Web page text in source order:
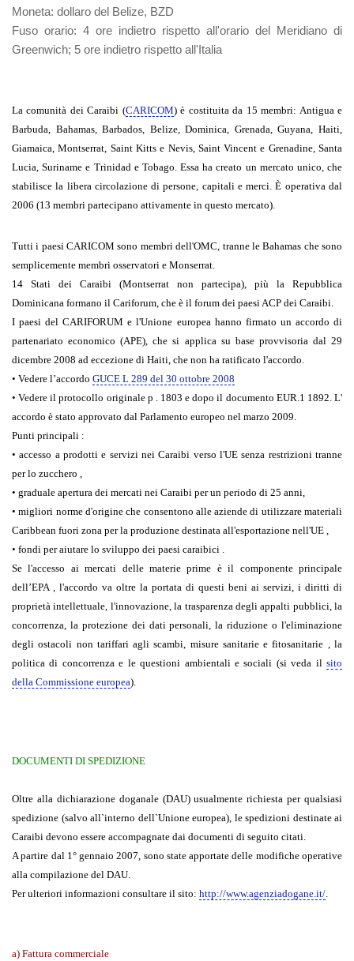
Moneta: dollaro del Belize, BZD
Fuso orario: 4 ore indietro rispetto all'orario del Meridiano di
Greenwich; 5 ore indietro rispetto all'Italia
La comunità dei Caraibi (CARICOM) è costituita da 15 membri: Antigua e
Barbuda, Bahamas, Barbados, Belize, Dominica, Grenada, Guyana, Haiti,
Giamaica, Montserrat, Saint Kitts e Nevis, Saint Vincent e Grenadine, Santa
Lucia, Suriname e Trinidad e Tobago. Essa ha creato un mercato unico, che
stabilisce la libera circolazione di persone, capitali e merci. È operativa dal
2006 (13 membri partecipano attivamente in questo mercato).
Tutti i paesi CARICOM sono membri dell'OMC, tranne le Bahamas che sono
semplicemente membri osservatori e Monserrat.
14 Stati dei Caraibi (Montserrat non partecipa), più la Repubblica
Dominicana formano il Cariforum, che è il forum dei paesi ACP dei Caraibi.
I paesi del CARIFORUM e l'Unione europea hanno firmato un accordo di
partenariato economico (APE), che si applica su base provvisoria dal 29
dicembre 2008 ad eccezione di Haiti, che non ha ratificato l'accordo.
• Vedere l’accordo GUCE L 289 del 30 ottobre 2008
• Vedere il protocollo originale p . 1803 e dopo il documento EUR.1 1892. L'
accordo è stato approvato dal Parlamento europeo nel marzo 2009.
Punti principali :
• accesso a prodotti e servizi nei Caraibi verso l'UE senza restrizioni tranne
per lo zucchero ,
• graduale apertura dei mercati nei Caraibi per un periodo di 25 anni,
• migliori norme d'origine che consentono alle aziende di utilizzare materiali
Caribbean fuori zona per la produzione destinata all'esportazione nell'UE ,
• fondi per aiutare lo sviluppo dei paesi caraibici .
Se l'accesso ai mercati delle materie prime è il componente principale
dell’EPA , l'accordo va oltre la portata di questi beni ai servizi, i diritti di
proprietà intellettuale, l'innovazione, la trasparenza degli appalti pubblici, la
concorrenza, la protezione dei dati personali, la riduzione o l'eliminazione
degli ostacoli non tariffari agli scambi, misure sanitarie e fitosanitarie , la
politica di concorrenza e le questioni ambientali e sociali (si veda il sito
della Commissione europea).
DOCUMENTI DI SPEDIZIONE
Oltre alla dichiarazione doganale (DAU) usualmente richiesta per qualsiasi
spedizione (salvo all`interno dell`Unione europea), le spedizioni destinate ai
Caraibi devono essere accompagnate dai documenti di seguito citati.
A partire dal 1° gennaio 2007, sono state apportate delle modifiche operative
alla compilazione del DAU.
Per ulteriori informazioni consultare il sito: http://www.agenziadogane.it/.
a) Fattura commerciale